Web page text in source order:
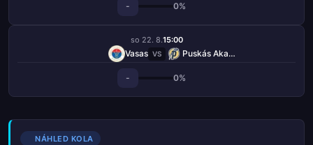
- 0%
so 22. 8.15:00
Vasas VS Puskás Akadémia
- 0%
NÁHLED KOLA